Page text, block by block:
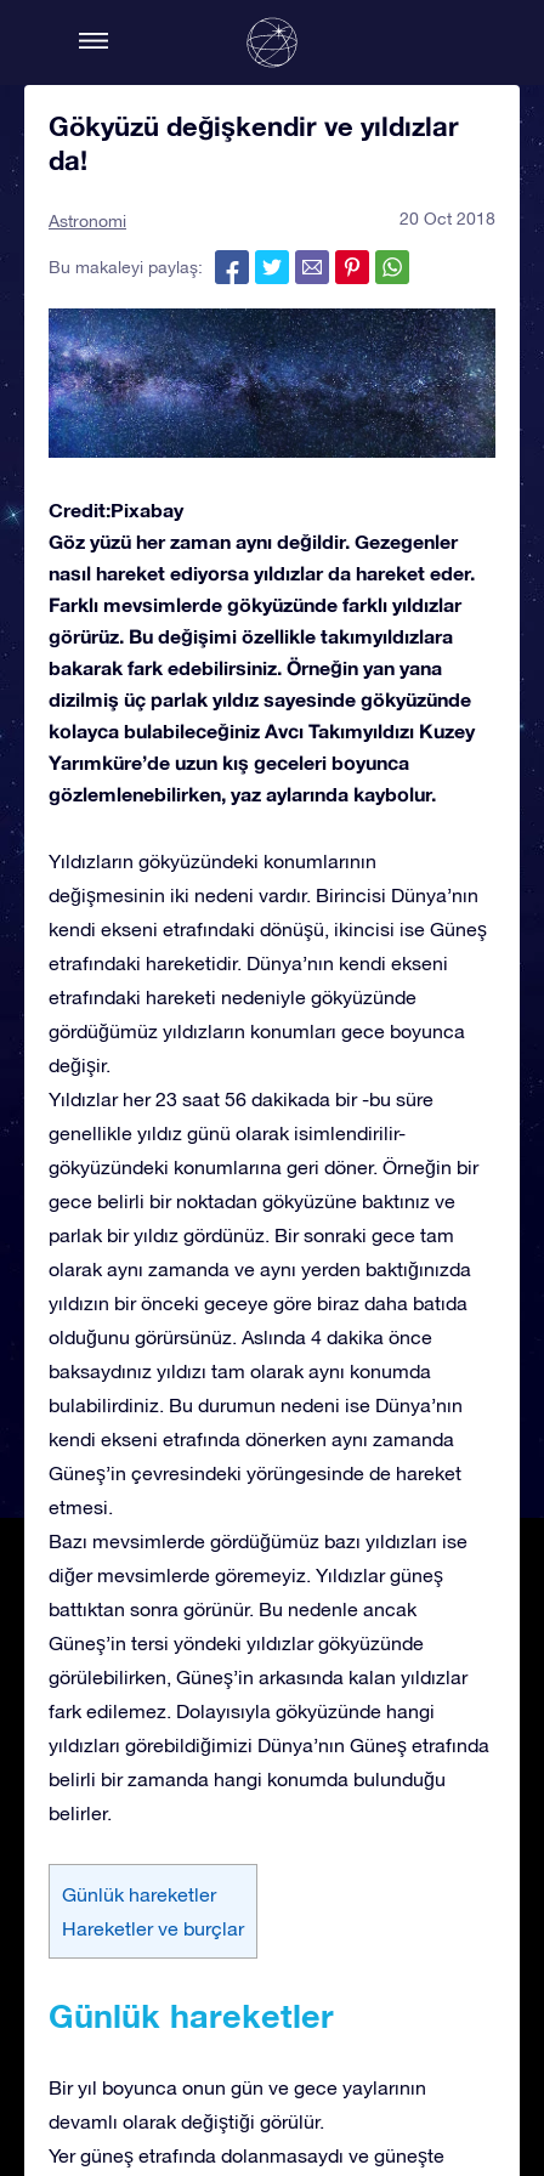
Gökyüzü değişkendir ve yıldızlar
da!
Astronomi 20 Oct 2018
Bu makaleyi paylaş:
Credit:Pixabay
Göz yüzü her zaman aynı değildir. Gezegenler
nasıl hareket ediyorsa yıldızlar da hareket eder.
Farklı mevsimlerde gökyüzünde farklı yıldızlar
görürüz. Bu değişimi özellikle takımyıldızlara
bakarak fark edebilirsiniz. Örneğin yan yana
dizilmiş üç parlak yıldız sayesinde gökyüzünde
kolayca bulabileceğiniz Avcı Takımyıldızı Kuzey
Yarımküre’de uzun kış geceleri boyunca
gözlemlenebilirken, yaz aylarında kaybolur.
Yıldızların gökyüzündeki konumlarının
değişmesinin iki nedeni vardır. Birincisi Dünya’nın
kendi ekseni etrafındaki dönüşü, ikincisi ise Güneş
etrafındaki hareketidir. Dünya’nın kendi ekseni
etrafındaki hareketi nedeniyle gökyüzünde
gördüğümüz yıldızların konumları gece boyunca
değişir.
Yıldızlar her 23 saat 56 dakikada bir -bu süre
genellikle yıldız günü olarak isimlendirilir-
gökyüzündeki konumlarına geri döner. Örneğin bir
gece belirli bir noktadan gökyüzüne baktınız ve
parlak bir yıldız gördünüz. Bir sonraki gece tam
olarak aynı zamanda ve aynı yerden baktığınızda
yıldızın bir önceki geceye göre biraz daha batıda
olduğunu görürsünüz. Aslında 4 dakika önce
baksaydınız yıldızı tam olarak aynı konumda
bulabilirdiniz. Bu durumun nedeni ise Dünya’nın
kendi ekseni etrafında dönerken aynı zamanda
Güneş’in çevresindeki yörüngesinde de hareket
etmesi.
Bazı mevsimlerde gördüğümüz bazı yıldızları ise
diğer mevsimlerde göremeyiz. Yıldızlar güneş
battıktan sonra görünür. Bu nedenle ancak
Güneş’in tersi yöndeki yıldızlar gökyüzünde
görülebilirken, Güneş’in arkasında kalan yıldızlar
fark edilemez. Dolayısıyla gökyüzünde hangi
yıldızları görebildiğimizi Dünya’nın Güneş etrafında
belirli bir zamanda hangi konumda bulunduğu
belirler.
Günlük hareketler
Hareketler ve burçlar
Günlük hareketler
Bir yıl boyunca onun gün ve gece yaylarının
devamlı olarak değiştiği görülür.
Yer güneş etrafında dolanmasaydı ve güneşte